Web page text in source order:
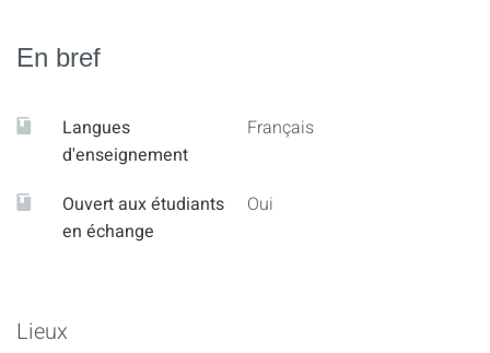
En bref
Langues
d'enseignement
Français
Ouvert aux étudiants
en échange
Oui
Lieux